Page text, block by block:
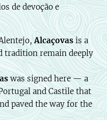
de devoção e
Alcaçovasis a
tradition remain deeply
was signed here — a
and Castile that
paved the way for the